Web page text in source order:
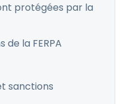
protégées par la
la FERPA
sanctions